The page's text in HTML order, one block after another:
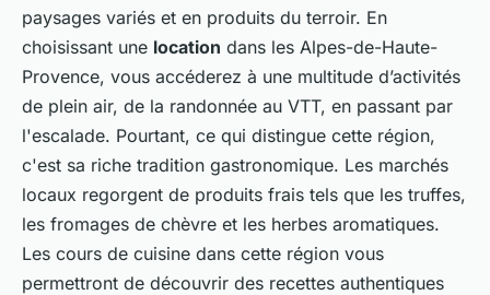
paysages variés et en produits du terroir. En
choisissant une location dans les Alpes-de-Haute-
Provence, vous accéderez à une multitude d’activités
de plein air, de la randonnée au VTT, en passant par
l'escalade. Pourtant, ce qui distingue cette région,
c'est sa riche tradition gastronomique. Les marchés
locaux regorgent de produits frais tels que les truffes,
les fromages de chèvre et les herbes aromatiques.
Les cours de cuisine dans cette région vous
permettront de découvrir des recettes authentiques